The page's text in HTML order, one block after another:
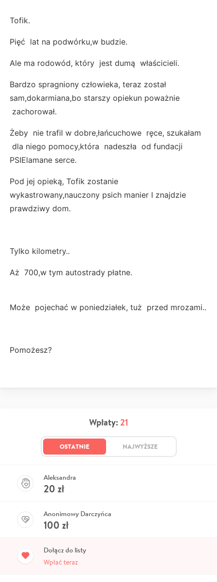
Tofik.
Pięć lat na podwórku,w budzie.
Ale ma rodowód, który jest dumą właścicieli.
Bardzo spragniony człowieka, teraz został
sam,dokarmiana,bo starszy opiekun poważnie
zachorował.
Żeby nie trafil w dobre,łańcuchowe ręce, szukałam
dla niego pomocy,która nadeszła od fundacji
PSIElamane serce.
Pod jej opieką, Tofik zostanie
wykastrowany,nauczony psich manier I znajdzie
prawdziwy dom.
Tylko kilometry..
Aż 700,w tym autostrady płatne.
Może pojechać w poniedziałek, tuż przed mrozami..
Pomożesz?
Wpłaty: 21
OSTATNIE NAJWYŻSZE
Aleksandra
20 zł
Anonimowy Darczyńca
100 zł
Dołącz do listy
Wpłać teraz